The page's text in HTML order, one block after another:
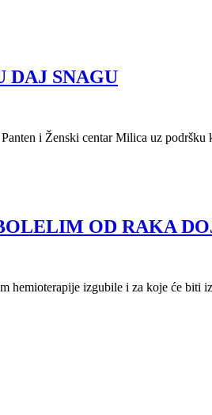
DAJ SNAGU
i Ženski centar Milica uz
OD RAKA
hemioterapije izgubile i za koje će